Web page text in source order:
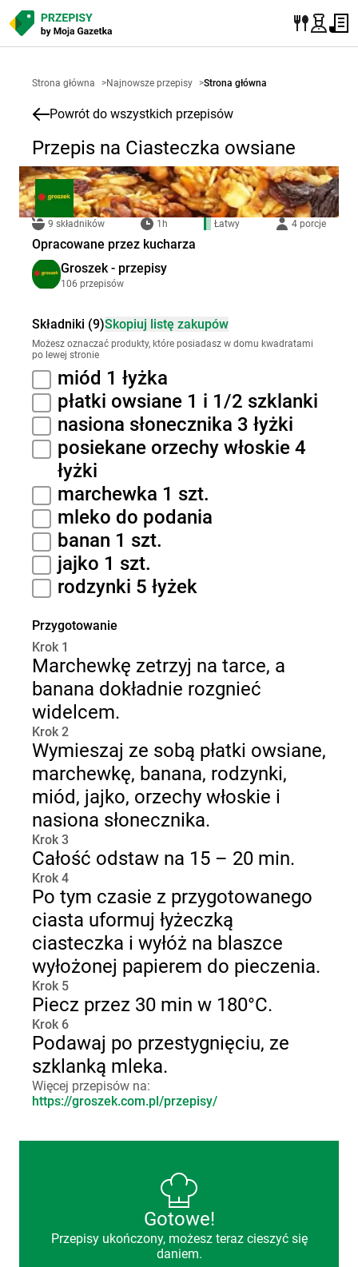
Strona główna >Najnowsze przepisy >Strona główna
Powrót do wszystkich przepisów
Przepis na Ciasteczka owsiane
9 składników 1h Łatwy 4 porcje
Opracowane przez kucharza
Groszek - przepisy
106 przepisów
Składniki (9)Skopiuj listę zakupów
Możesz oznaczać produkty, które posiadasz w domu kwadratami
po lewej stronie
miód 1 łyżka
płatki owsiane 1 i 1/2 szklanki
nasiona słonecznika 3 łyżki
posiekane orzechy włoskie 4
łyżki
marchewka 1 szt.
mleko do podania
banan 1 szt.
jajko 1 szt.
rodzynki 5 łyżek
Przygotowanie
Krok 1
Marchewkę zetrzyj na tarce, a
banana dokładnie rozgnieć
widelcem.
Krok 2
Wymieszaj ze sobą płatki owsiane,
marchewkę, banana, rodzynki,
miód, jajko, orzechy włoskie i
nasiona słonecznika.
Krok 3
Całość odstaw na 15 – 20 min.
Krok 4
Po tym czasie z przygotowanego
ciasta uformuj łyżeczką
ciasteczka i wyłóż na blaszce
wyłożonej papierem do pieczenia.
Krok 5
Piecz przez 30 min w 180°C.
Krok 6
Podawaj po przestygnięciu, ze
szklanką mleka.
Więcej przepisów na:
https://groszek.com.pl/przepisy/
Gotowe!
Przepisy ukończony, możesz teraz cieszyć się
daniem.